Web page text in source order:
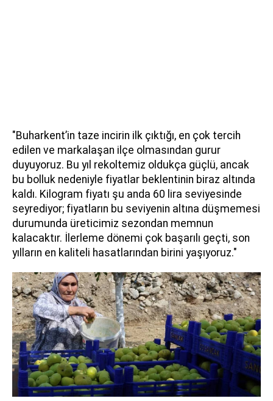
"Buharkent’in taze incirin ilk çıktığı, en çok tercih
edilen ve markalaşan ilçe olmasından gurur
duyuyoruz. Bu yıl rekoltemiz oldukça güçlü, ancak
bu bolluk nedeniyle fiyatlar beklentinin biraz altında
kaldı. Kilogram fiyatı şu anda 60 lira seviyesinde
seyrediyor; fiyatların bu seviyenin altına düşmemesi
durumunda üreticimiz sezondan memnun
kalacaktır. İlerleme dönemi çok başarılı geçti, son
yılların en kaliteli hasatlarından birini yaşıyoruz."